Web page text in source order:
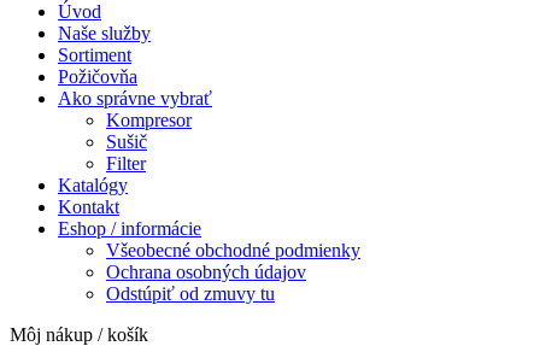
Úvod
Naše služby
Sortiment
Požičovňa
Ako správne vybrať
Kompresor
Sušič
Filter
Katalógy
Kontakt
Eshop / informácie
Všeobecné obchodné podmienky
Ochrana osobných údajov
Odstúpiť od zmuvy tu
Môj nákup / košík